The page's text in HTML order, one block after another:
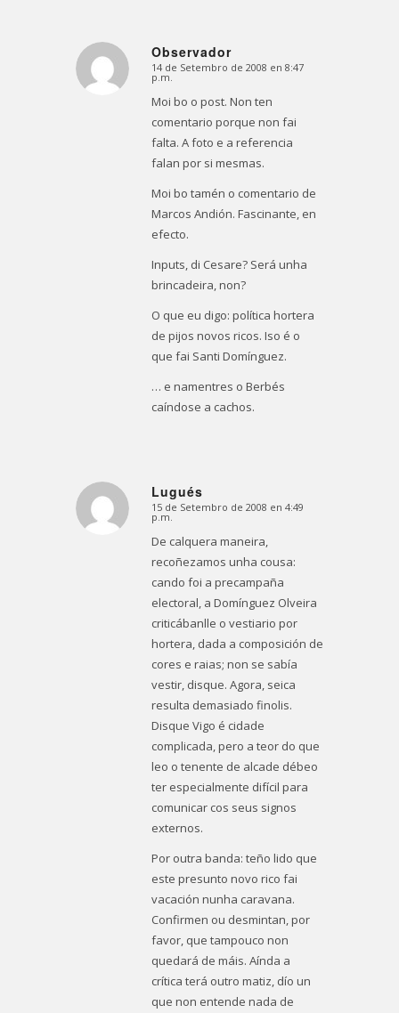
Observador
Dice:
14 de Setembro de 2008 en 8:47
p.m.
Moi bo o post. Non ten
comentario porque non fai
falta. A foto e a referencia
falan por si mesmas.
Moi bo tamén o comentario de
Marcos Andión. Fascinante, en
efecto.
Inputs, di Cesare? Será unha
brincadeira, non?
O que eu digo: política hortera
de pijos novos ricos. Iso é o
que fai Santi Domínguez.
… e namentres o Berbés
caíndose a cachos.
Lugués
Dice:
15 de Setembro de 2008 en 4:49
p.m.
De calquera maneira,
recoñezamos unha cousa:
cando foi a precampaña
electoral, a Domínguez Olveira
criticábanlle o vestiario por
hortera, dada a composición de
cores e raias; non se sabía
vestir, disque. Agora, seica
resulta demasiado finolis.
Disque Vigo é cidade
complicada, pero a teor do que
leo o tenente de alcade débeo
ter especialmente difícil para
comunicar cos seus signos
externos.
Por outra banda: teño lido que
este presunto novo rico fai
vacación nunha caravana.
Confirmen ou desmintan, por
favor, que tampouco non
quedará de máis. Aínda a
crítica terá outro matiz, dío un
que non entende nada de